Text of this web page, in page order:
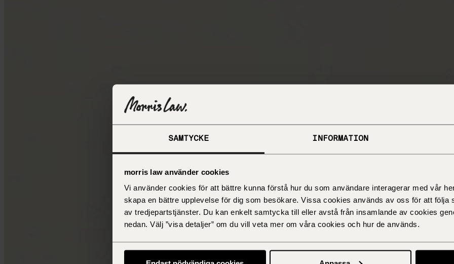
SAMTYCKE INFORMATION
morris law använder cookies
Vi använder cookies för att bättre kunna förstå hur du som användare interagerar med vår
skapa en bättre upplevelse för dig som besökare. Vissa cookies används av oss för att följa
av tredjepartstjänster. Du kan enkelt samtycka till eller avstå från insamlande av cookies
nedan. Välj ”visa detaljer” om du vill veta mer om våra cookies och hur de används.